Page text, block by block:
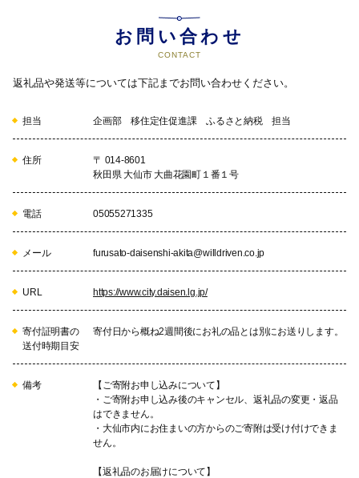
お問い合わせ
CONTACT
返礼品や発送等については下記までお問い合わせください。
担当 企画部 移住定住促進課 ふるさと納税 担当
住所
〒 014-8601
秋田県 大仙市 大曲花園町１番１号
電話 05055271335
メール furusato-daisenshi-akita@willdriven.co.jp
URL https://www.city.daisen.lg.jp/
寄付証明書の
送付時期目安
寄付日から概ね2週間後にお礼の品とは別にお送りします。
備考
【ご寄附お申し込みについて】
・ご寄附お申し込み後のキャンセル、返礼品の変更・返品
はできません。
・大仙市内にお住まいの方からのご寄附は受け付けできま
せん。
【返礼品のお届けについて】